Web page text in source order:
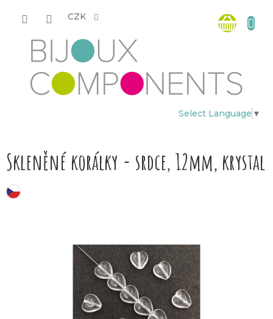
CZK
Select Language ▼
košík
Skleněné korálky - srdce, 12mm, krystal